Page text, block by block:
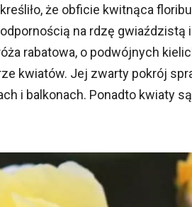
że obficie kwitnąca
na rdzę gwiaździstą
rabatowa, o podwójnych
kwiatów. Jej zwarty pokrój
i balkonach. Ponadto kwiaty